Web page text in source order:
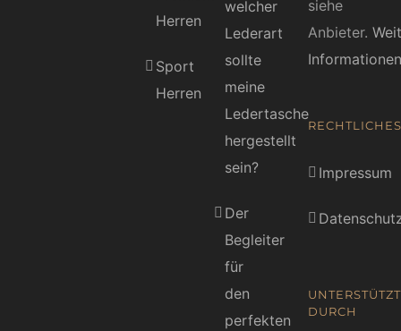
Herren
Sport
Herren
welcher
Lederart
sollte
meine
Ledertasche
hergestellt
sein?
Der
Begleiter
für
den
perfekten
siehe
Anbieter.
Informationen
RECHTLICHES
Impressum
UNTERSTÜTZT
DURCH